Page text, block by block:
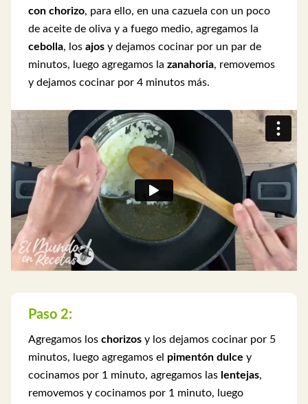
con chorizo, para ello, en una cazuela con un poco
de aceite de oliva y a fuego medio, agregamos la
cebolla, los ajos y dejamos cocinar por un par de
minutos, luego agregamos la zanahoria, removemos
y dejamos cocinar por 4 minutos más.
Paso 2:
Agregamos los chorizos y los dejamos cocinar por 5
minutos, luego agregamos el pimentón dulce y
cocinamos por 1 minuto, agregamos las lentejas,
removemos y cocinamos por 1 minuto, luego